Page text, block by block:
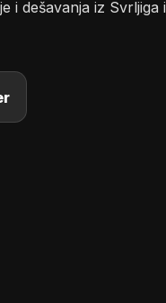
i dešavanja iz Svrljiga i